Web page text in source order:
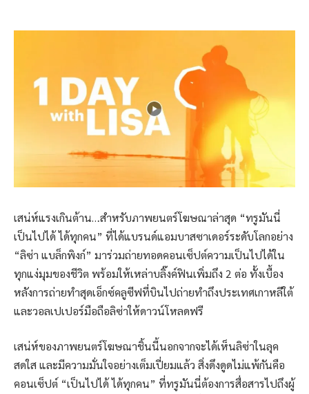
เสน่ห์แรงเกินต้าน…สำหรับภาพยนตร์โฆษณาล่าสุด “ทรูมันนี่
เป็นไปได้ ได้ทุกคน” ที่ได้แบรนด์แอมบาสซาเดอร์ระดับโลกอย่าง
“ลิซ่า แบล็กพิงก์” มาร่วมถ่ายทอดคอนเซ็ปต์ความเป็นไปได้ใน
ทุกแง่มุมของชีวิต พร้อมให้เหล่าบลิ๊งค์ฟินเพิ่มถึง 2 ต่อ ทั้งเบื้อง
หลังการถ่ายทำสุดเอ็กซ์คลูซีฟที่บินไปถ่ายทำถึงประเทศเกาหลีใต้
และวอลเปเปอร์มือถือลิซ่าให้ดาวน์โหลดฟรี
เสน่ห์ของภาพยนตร์โฆษณาชิ้นนี้นอกจากจะได้เห็นลิซ่าในลุค
สดใส และมีความมั่นใจอย่างเต็มเปี่ยมแล้ว สิ่งดึงดูดไม่แพ้กันคือ
คอนเซ็ปต์ “เป็นไปได้ ได้ทุกคน” ที่ทรูมันนี่ต้องการสื่อสารไปถึงผู้